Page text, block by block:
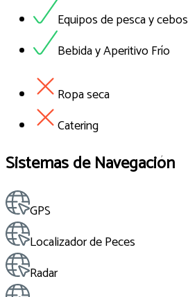
Equipos de pesca y cebos
Bebida y Aperitivo Frío
Ropa seca
Catering
Sistemas de Navegación
GPS
Localizador de Peces
Radar